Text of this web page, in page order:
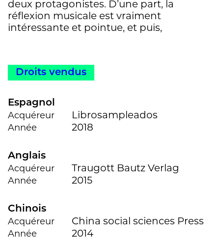
deux protagonistes. D’une part, la
réflexion musicale est vraiment
intéressante et pointue, et puis,
rapidement que les deux hommes se
connaissent, et derrière leurs ronds de
émergent petit à petit pour tisser une
toile bien plus vaste. Magnifique plume,
exercice savamment exécuté, un petit
roman percutant ! »
Une chronique à lire en entier
Droits vendus
Espagnol
Acquéreur Librosampleados
Année 2018
Anglais
Acquéreur Traugott Bautz Verlag
Année 2015
Chinois
Acquéreur China social sciences Press
Année 2014